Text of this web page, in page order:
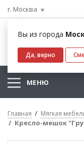
г. Москва
Вы из города
Да, верно
МЕНЮ
Главная Мягкая
Кресло-мешок